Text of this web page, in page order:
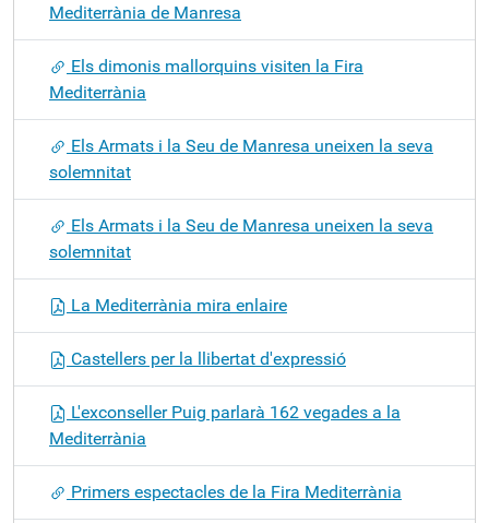
Mediterrània de Manresa
Els dimonis mallorquins visiten la Fira
Mediterrània
Els Armats i la Seu de Manresa uneixen la seva
solemnitat
Els Armats i la Seu de Manresa uneixen la seva
solemnitat
La Mediterrània mira enlaire
Castellers per la llibertat d'expressió
L'exconseller Puig parlarà 162 vegades a la
Mediterrània
Primers espectacles de la Fira Mediterrània